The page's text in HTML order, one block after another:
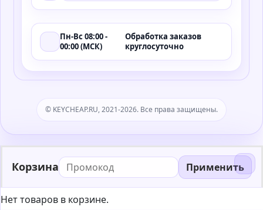
Пн-Вс 08:00 -
00:00 (МСК)
Обработка заказов
круглосуточно
© KEYCHEAP.RU, 2021-2026. Все права защищены.
Корзина Применить
Нет товаров в корзине.